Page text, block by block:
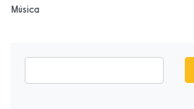
Música